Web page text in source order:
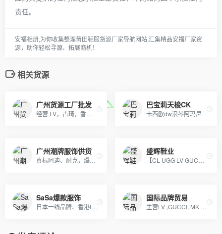
责任。
安福相册,为你收集整理莆田鞋服货源厂家导航网站,汇集精品安福厂家资
源，助你轻松寻源、拓展商机！
相关货源
广州货源工厂批发 巴宝莉天梭CK
卡西欧dw浪琴阿玛尼
广州潮牌服饰供货 盛辉鞋业
SaSa爆款服饰 国际品牌贸易